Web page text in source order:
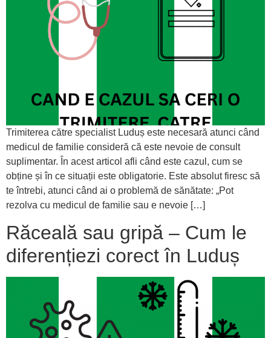
Trimiterea către specialist Luduș este necesară atunci când
medicul de familie consideră că este nevoie de consult
suplimentar. În acest articol afli când este cazul, cum se
obține și în ce situații este obligatorie. Este absolut firesc să
te întrebi, atunci când ai o problemă de sănătate: „Pot
rezolva cu medicul de familie sau e nevoie […]
Răceală sau gripă – Cum le
diferențiezi corect în Luduș